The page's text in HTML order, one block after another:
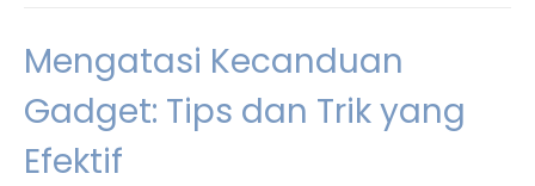
Mengatasi Kecanduan
Gadget: Tips dan Trik yang
Efektif